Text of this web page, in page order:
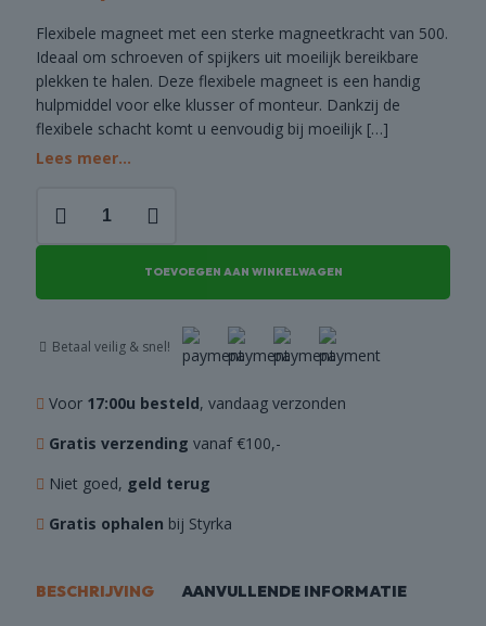
Flexibele magneet met een sterke magneetkracht van 500.
Ideaal om schroeven of spijkers uit moeilijk bereikbare
plekken te halen. Deze flexibele magneet is een handig
hulpmiddel voor elke klusser of monteur. Dankzij de
flexibele schacht komt u eenvoudig bij moeilijk […]
Lees meer...
magneet
aantal
TOEVOEGEN AAN WINKELWAGEN
Betaal veilig & snel!
Voor 17:00u besteld, vandaag verzonden
Gratis verzending vanaf €100,-
Niet goed, geld terug
Gratis ophalen bij Styrka
BESCHRIJVING AANVULLENDE INFORMATIE
COMBI
DEALS